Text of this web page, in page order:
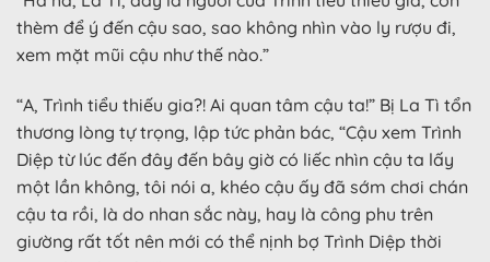
thèm để ý đến cậu sao, sao không nhìn vào ly rượu đi,
xem mặt mũi cậu như thế nào.”
“A, Trình tiểu thiếu gia?! Ai quan tâm cậu ta!” Bị La Tì tổn
thương lòng tự trọng, lập tức phản bác, “Cậu xem Trình
Diệp từ lúc đến đây đến bây giờ có liếc nhìn cậu ta lấy
một lần không, tôi nói a, khéo cậu ấy đã sớm chơi chán
cậu ta rồi, là do nhan sắc này, hay là công phu trên
giường rất tốt nên mới có thể nịnh bợ Trình Diệp thời